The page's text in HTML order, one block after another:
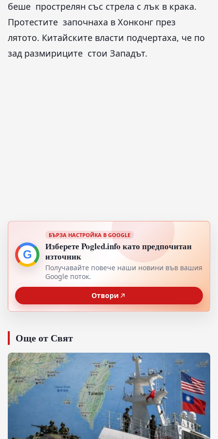
беше прострелян със стрела с лък в крака.
Протестите започнаха в Хонконг през
лятото. Китайските власти подчертаха, че по
зад размириците стои Западът.
G
БЪРЗА НАСТРОЙКА В GOOGLE
Изберете Pogled.info като предпочитан
източник
Получавайте повече наши новини във вашия
Google поток.
Отвори
Още от Свят